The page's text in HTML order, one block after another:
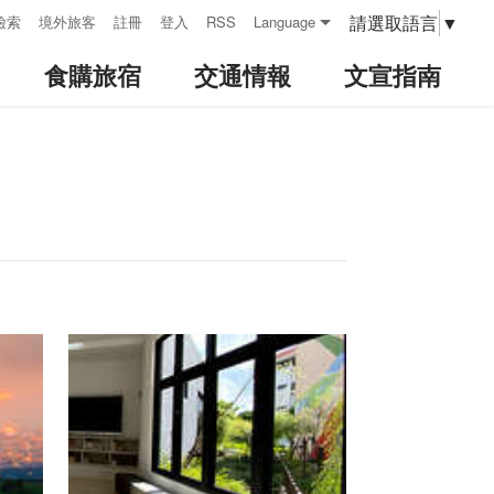
索 境外旅客 註冊 登入 RSS Language 請選取語言 ▼
食購旅宿 交通情報 文宣指南